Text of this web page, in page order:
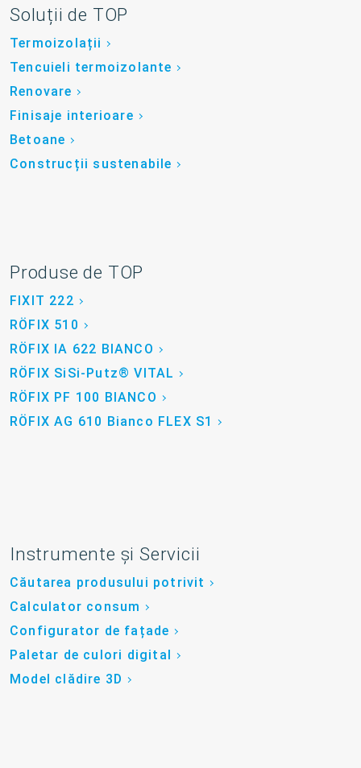
Soluții de TOP
Termoizolații
Tencuieli termoizolante
Renovare
Finisaje interioare
Betoane
Construcții sustenabile
Produse de TOP
FIXIT 222
RÖFIX 510
RÖFIX IA 622 BIANCO
RÖFIX SiSi-Putz® VITAL
RÖFIX PF 100 BIANCO
RÖFIX AG 610 Bianco FLEX S1
Instrumente și Servicii
Căutarea produsului potrivit
Calculator consum
Configurator de fațade
Paletar de culori digital
Model clădire 3D